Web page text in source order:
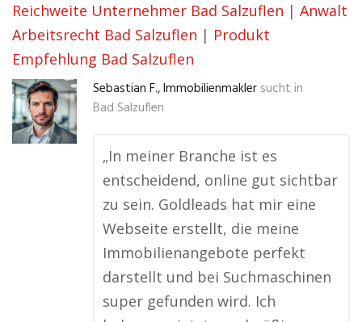
Reichweite Unternehmer Bad Salzuflen | Anwalt
Arbeitsrecht Bad Salzuflen | Produkt
Empfehlung Bad Salzuflen
Sebastian F., Immobilienmakler sucht in
Bad Salzuflen
„In meiner Branche ist es
entscheidend, online gut sichtbar
zu sein. Goldleads hat mir eine
Webseite erstellt, die meine
Immobilienangebote perfekt
darstellt und bei Suchmaschinen
super gefunden wird. Ich